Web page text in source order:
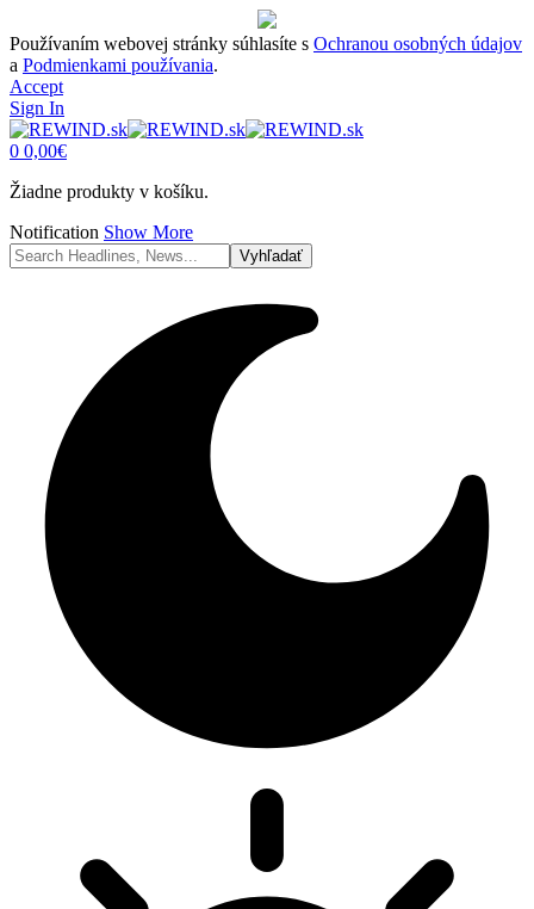
Používaním webovej stránky súhlasíte s Ochranou osobných údajov
a Podmienkami používania.
Accept
Sign In
0 0,00€
Žiadne produkty v košíku.
Notification Show More